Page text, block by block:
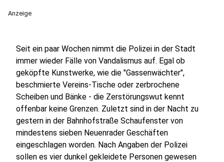
Anzeige
Seit ein paar Wochen nimmt die Polizei in der Stadt
immer wieder Fälle von Vandalismus auf. Egal ob
geköpfte Kunstwerke, wie die "Gassenwächter",
beschmierte Vereins-Tische oder zerbrochene
Scheiben und Bänke - die Zerstörungswut kennt
offenbar keine Grenzen. Zuletzt sind in der Nacht zu
gestern in der Bahnhofstraße Schaufenster von
mindestens sieben Neuenrader Geschäften
eingeschlagen worden. Nach Angaben der Polizei
sollen es vier dunkel gekleidete Personen gewesen